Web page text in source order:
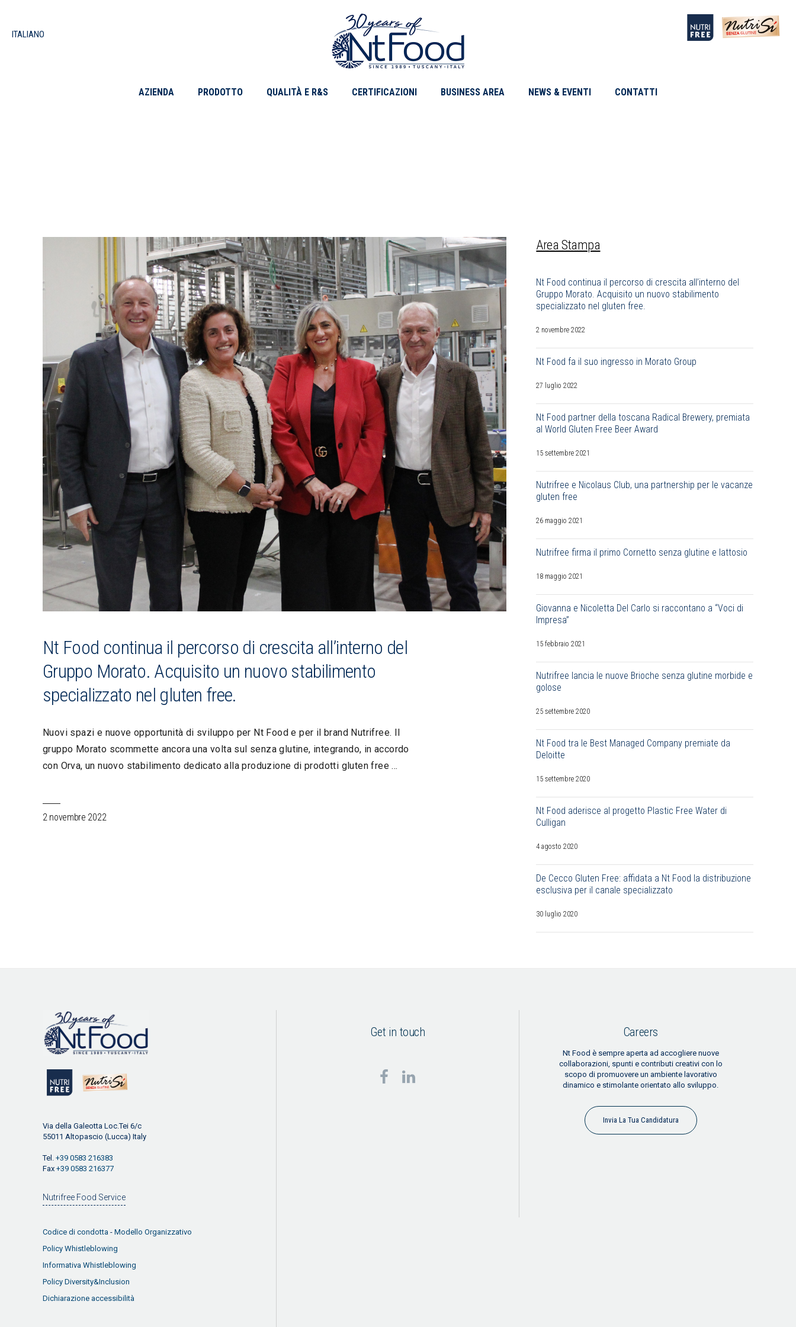
ITALIANO
AZIENDA PRODOTTO QUALITÀ E R&S CERTIFICAZIONI BUSINESS AREA NEWS & EVENTI CONTATTI
Nt Food continua il percorso di crescita all’interno del
Gruppo Morato. Acquisito un nuovo stabilimento
specializzato nel gluten free.
Nuovi spazi e nuove opportunità di sviluppo per Nt Food e per il brand Nutrifree. Il
gruppo Morato scommette ancora una volta sul senza glutine, integrando, in accordo
con Orva, un nuovo stabilimento dedicato alla produzione di prodotti gluten free
2 novembre 2022
Area Stampa
Nt Food continua il percorso di crescita all’interno del
Gruppo Morato. Acquisito un nuovo stabilimento
specializzato nel gluten free.
2 novembre 2022
Nt Food fa il suo ingresso in Morato Group
27 luglio 2022
Nt Food partner della toscana Radical Brewery, premiata
al World Gluten Free Beer Award
15 settembre 2021
Nutrifree e Nicolaus Club, una partnership per le vacanze
gluten free
26 maggio 2021
Nutrifree firma il primo Cornetto senza glutine e lattosio
18 maggio 2021
Giovanna e Nicoletta Del Carlo si raccontano a “Voci di
Impresa”
15 febbraio 2021
Nutrifree lancia le nuove Brioche senza glutine morbide e
golose
25 settembre 2020
Nt Food tra le Best Managed Company premiate da
Deloitte
15 settembre 2020
Nt Food aderisce al progetto Plastic Free Water di
Culligan
4 agosto 2020
De Cecco Gluten Free: affidata a Nt Food la distribuzione
esclusiva per il canale specializzato
30 luglio 2020
Via della Galeotta Loc.Tei 6/c
55011 Altopascio (Lucca) Italy
Tel. +39 0583 216383
Fax +39 0583 216377
Nutrifree Food Service
Codice di condotta - Modello Organizzativo
Policy Whistleblowing
Informativa Whistleblowing
Policy Diversity&Inclusion
Dichiarazione accessibilità
Get in touch Careers
Nt Food è sempre aperta ad accogliere nuove
collaborazioni, spunti e contributi creativi con lo
scopo di promuovere un ambiente lavorativo
dinamico e stimolante orientato allo sviluppo.
Invia La Tua Candidatura